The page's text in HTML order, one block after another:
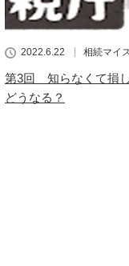
2022.6.22 相続マイ
第3回 知らなくて損
どうなる？